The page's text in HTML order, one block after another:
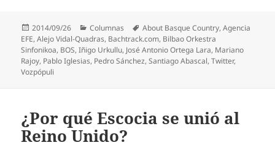
Publicado
el
2014/09/26 Categorías
Columnas Etiquetas
About Basque Country,Agencia
EFE,Alejo Vidal-Quadras, Bachtrack.com, Bilbao Orkestra
Sinfonikoa, BOS,Iñigo Urkullu, José Antonio Ortega Lara, Mariano
Rajoy, Pablo Iglesias, Pedro Sánchez,Santiago Abascal,Twitter,
Vozpópuli
¿Por qué Escocia se unió al
Reino Unido?